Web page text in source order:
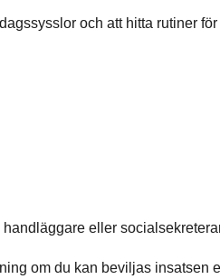
och att hitta rutiner för
eller
om du kan beviljas insatsen